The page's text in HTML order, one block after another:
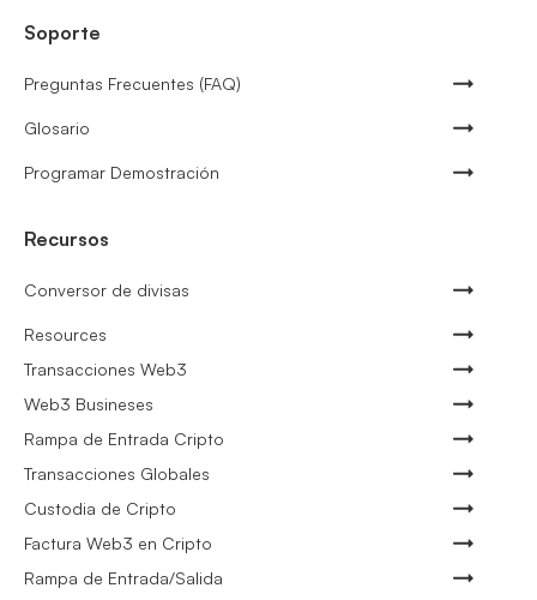
Soporte
Preguntas Frecuentes (FAQ)
Glosario
Programar Demostración
Recursos
Conversor de divisas
Resources
Transacciones Web3
Web3 Busineses
Rampa de Entrada Cripto
Transacciones Globales
Custodia de Cripto
Factura Web3 en Cripto
Rampa de Entrada/Salida